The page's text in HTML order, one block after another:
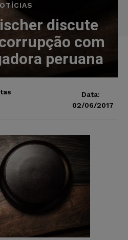
discute
com
peruana
Data:
02/06/2017